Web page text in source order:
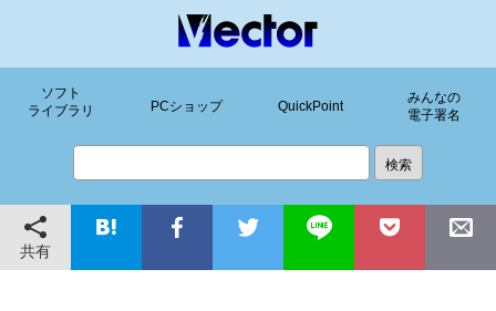
ソフト
ライブラリ
PCショップ QuickPoint
みんなの
電子署名
共有